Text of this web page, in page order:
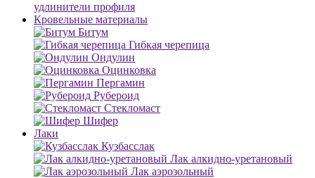
удлинители профиля
Кровельные материалы
Битум
Гибкая черепица
Ондулин
Оцинковка
Пергамин
Рубероид
Стекломаст
Шифер
Лаки
Кузбасслак
Лак алкидно-уретановый
Лак аэрозольный